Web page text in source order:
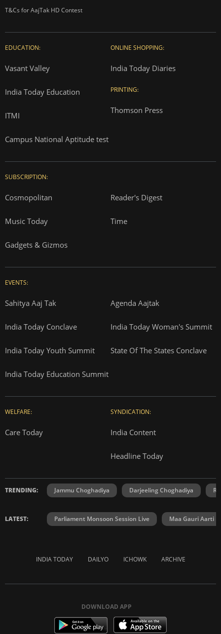
T&Cs for AajTak HD Contest
EDUCATION:
Vasant Valley
India Today Education
ITMI
Campus National Aptitude test
ONLINE SHOPPING:
India Today Diaries
PRINTING:
Thomson Press
SUBSCRIPTION:
Cosmopolitan Reader's Digest
Music Today Time
Gadgets & Gizmos
EVENTS:
Sahitya Aaj Tak Agenda Aajtak
India Today Conclave India Today Woman's Summit
India Today Youth Summit State Of The States Conclave
India Today Education Summit
WELFARE:
Care Today
SYNDICATION:
India Content
Headline Today
TRENDING: Jammu Choghadiya Darjeeling Choghadiya
LATEST: Parliament Monsoon Session Live Maa Gauri Aarti
INDIA TODAY DAILYO ICHOWK ARCHIVE
DOWNLOAD APP